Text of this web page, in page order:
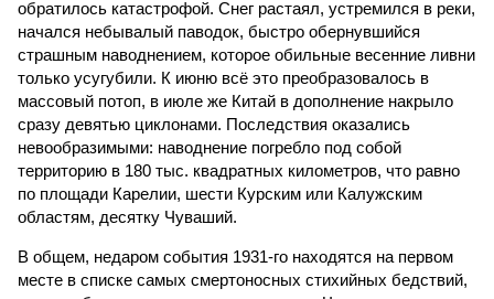
обратилось катастрофой. Снег растаял, устремился в реки,
начался небывалый паводок, быстро обернувшийся
страшным наводнением, которое обильные весенние ливни
только усугубили. К июню всё это преобразовалось в
массовый потоп, в июле же Китай в дополнение накрыло
сразу девятью циклонами. Последствия оказались
невообразимыми: наводнение погребло под собой
территорию в 180 тыс. квадратных километров, что равно
по площади Карелии, шести Курским или Калужским
областям, десятку Чуваший.
В общем, недаром события 1931-го находятся на первом
месте в списке самых смертоносных стихийных бедствий,